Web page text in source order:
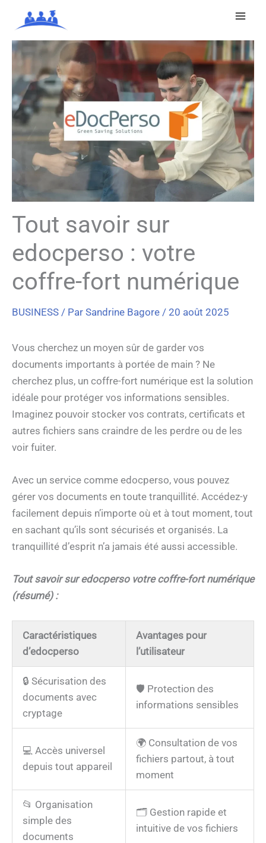
contenu
Tout savoir sur
edocperso : votre
coffre-fort numérique
BUSINESS / Par Sandrine Bagore / 20 août 2025
Vous cherchez un moyen sûr de garder vos
documents importants à portée de main ? Ne
cherchez plus, un coffre-fort numérique est la solution
idéale pour protéger vos informations sensibles.
Imaginez pouvoir stocker vos contrats, certificats et
autres fichiers sans craindre de les perdre ou de les
voir fuiter.
Avec un service comme edocperso, vous pouvez
gérer vos documents en toute tranquillité. Accédez-y
facilement depuis n’importe où et à tout moment, tout
en sachant qu’ils sont sécurisés et organisés. La
tranquillité d’esprit n’a jamais été aussi accessible.
Tout savoir sur edocperso votre coffre-fort numérique
(résumé) :
Caractéristiques
d’edocperso
Avantages pour
l’utilisateur
🔒 Sécurisation des
documents avec
cryptage
🛡️ Protection des
informations sensibles
💻 Accès universel
depuis tout appareil
🌍 Consultation de vos
fichiers partout, à tout
moment
📂 Organisation
simple des
documents
🗂️ Gestion rapide et
intuitive de vos fichiers